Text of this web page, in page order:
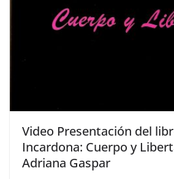
Video Presentación del
Incardona: Cuerpo y
Adriana Gaspar